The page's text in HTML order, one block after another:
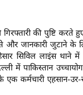
की पुष्टि करते
और जानकारी जुटाने के
सिविल लाइंस थाने
पाकिस्तान उच्चायोग
एक कर्मचारी एहसान-